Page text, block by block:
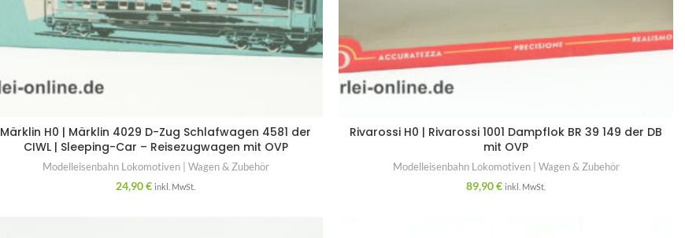
Märklin H0 | Märklin 4029 D-Zug Schlafwagen 4581 der
CIWL | Sleeping-Car – Reisezugwagen mit OVP
Modelleisenbahn Lokomotiven | Wagen & Zubehör
24,90€ inkl. MwSt.
Rivarossi H0 | Rivarossi 1001 Dampflok BR 39 149 der DB
mit OVP
Modelleisenbahn Lokomotiven | Wagen & Zubehör
89,90€ inkl. MwSt.